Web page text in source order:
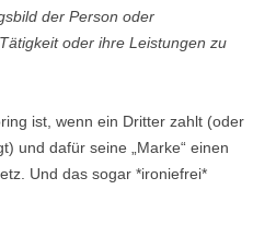
der Person oder
oder ihre Leistungen zu
ist, wenn ein Dritter zahlt (oder
und dafür seine „Marke“ einen
Und das sogar *ironiefrei*